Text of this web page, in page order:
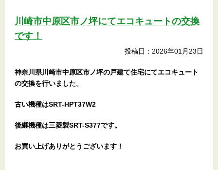
川崎市中原区市ノ坪にてエコキュートの交換
です！
投稿日：2026年01月23日
神奈川県川崎市中原区市ノ坪の戸建て住宅にてエコキュート
の交換を行いました。
古い機種はSRT-HPT37W2
後継機種は三菱製SRT-S377です。
お買い上げありがとうございます ！